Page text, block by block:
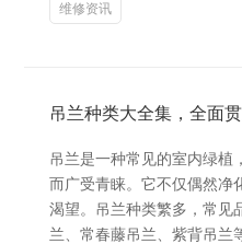
维修资讯
吊兰种类大全集，全面
吊兰是一种常见的室内绿植
而广受青睐。它不仅偶然净
渴望。吊兰种类繁多，常见
兰、常春藤吊兰、紫背吊兰